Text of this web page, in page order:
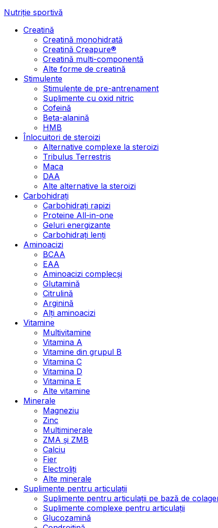
Nutriție sportivă
Creatină
Creatină monohidrată
Creatină Creapure®
Creatină multi-componentă
Alte forme de creatină
Stimulente
Stimulente de pre-antrenament
Suplimente cu oxid nitric
Cofeină
Beta-alanină
HMB
Înlocuitori de steroizi
Alternative complexe la steroizi
Tribulus Terrestris
Maca
DAA
Alte alternative la steroizi
Carbohidrați
Carbohidrați rapizi
Proteine All-in-one
Geluri energizante
Carbohidrați lenți
Aminoacizi
BCAA
EAA
Aminoacizi complecși
Glutamină
Citrulină
Arginină
Alți aminoacizi
Vitamine
Multivitamine
Vitamina A
Vitamine din grupul B
Vitamina C
Vitamina D
Vitamina E
Alte vitamine
Minerale
Magneziu
Zinc
Multiminerale
ZMA și ZMB
Calciu
Fier
Electroliți
Alte minerale
Suplimente pentru articulații
Suplimente pentru articulații pe bază de
Suplimente complexe pentru articulații
Glucozamină